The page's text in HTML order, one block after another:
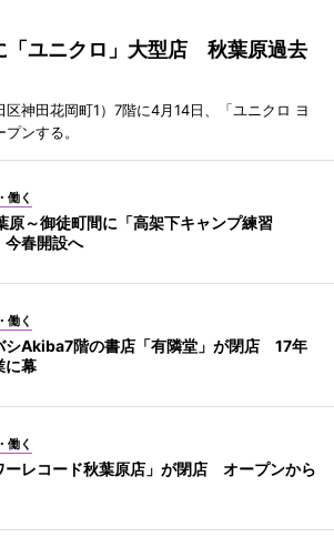
「ユニクロ」大型店 秋葉原過去
神田花岡町1）7階に4月14日、「ユニクロ ヨ
ンする。
働く
原～御徒町間に「高架下キャンプ練習
春開設へ
働く
シAkiba7階の書店「有隣堂」が閉店 17年
に幕
働く
ーレコード秋葉原店」が閉店 オープンから